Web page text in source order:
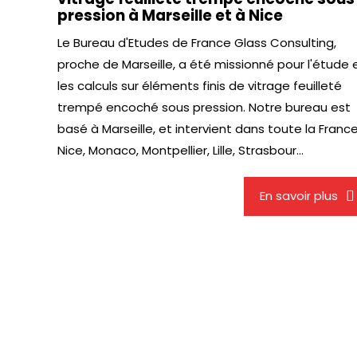
pression à Marseille et à Nice
Le Bureau d'Etudes de France Glass Consulting,
proche de Marseille, a été missionné pour l'étude
les calculs sur éléments finis de vitrage feuilleté
trempé encoché sous pression. Notre bureau est
basé à Marseille, et intervient dans toute la
Nice, Monaco, Montpellier, Lille, Strasbour...
En savoir plus